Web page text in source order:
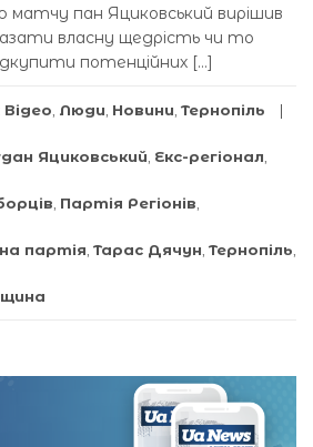
матчу пан Яциковський вирішив
власну щедрість чи то
потенційних […]
Відео Люди Новини Тернопіль
Яциковський Екс-регіонал
Партія Регіонів
партія Тарас Дячун Тернопіль